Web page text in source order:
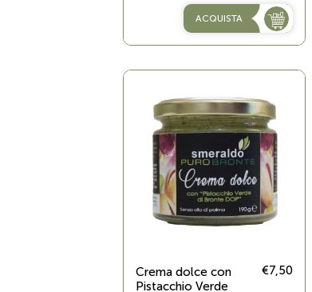
ACQUISTA
Crema dolce con
Pistacchio Verde
€7,50